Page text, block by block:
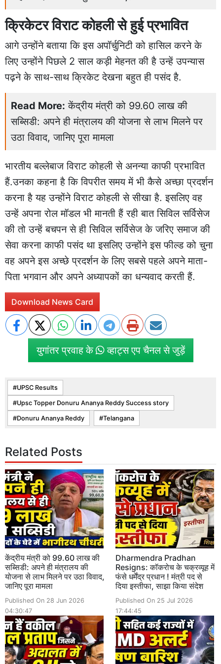
क्रिकेटर विराट कोहली से हुई प्रभावित
आगे उन्होंने बताया कि इस अपॉर्चुनिटी को हासिल करने के
लिए उन्होंने पिछले 2 साल कड़ी मेहनत की है उन्हें उपन्यास
पढ़ने के साथ-साथ क्रिकेट देखना बहुत ही पसंद है.
Read More: केंद्रीय मंत्री को 99.60 लाख की
सब्सिडी: अपने ही मंत्रालय की योजना से लाभ मिलने पर
उठा विवाद, जानिए पूरा मामला
भारतीय बल्लेबाज विराट कोहली से अनन्या काफी प्रभावित
हैं.उनका कहना है कि विपरीत समय में भी कैसे अच्छा प्रदर्शन
करना है यह उन्होंने विराट कोहली से सीखा है. इसलिए वह
उन्हें अपना रोल मॉडल भी मानती हैं रही बात सिविल सर्विसेज
की तो उन्हें बचपन से ही सिविल सर्विसेज के जरिए समाज की
सेवा करना काफी पसंद था इसलिए उन्होंने इस फील्ड को चुना
वह अपने इस अच्छे प्रदर्शन के लिए सबसे पहले अपने माता-
पिता भगवान और अपने अध्यापकों का धन्यवाद करती हैं.
Download News Card
युगांतर प्रवाह के व्हाट्स एप चैनल से जुड़ें
UPSC Results
Upsc Topper Donuru Ananya Reddy Success story
Donuru Ananya Reddy Telangana
Related Posts
केंद्रीय मंत्री को 99.60 लाख की
सब्सिडी: अपने ही मंत्रालय की
योजना से लाभ मिलने पर उठा विवाद,
जानिए पूरा मामला
Published On 28 Jun 2026
04:30:47
Dharmendra Pradhan
Resigns: कॉकरोच के चक्रव्यूह में
फंसे धर्मेंद्र प्रधान ! मंत्री पद से
दिया इस्तीफा, साझा किया संदेश
Published On 25 Jul 2026
17:44:45